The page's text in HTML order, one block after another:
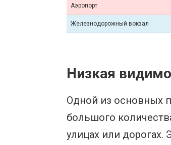
Аэропорт
Железнодорожный вокзал
Низкая
Одной из основных
большого
улицах или